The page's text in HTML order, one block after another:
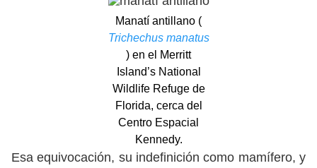
Manatí antillano (
Trichechus manatus
) en el Merritt
Island’s National
Wildlife Refuge de
Florida, cerca del
Centro Espacial
Kennedy.
Esa equivocación, su indefinición como mamífero, y